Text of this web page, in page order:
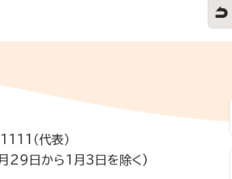
（代表）
29日から1月3日を除く)